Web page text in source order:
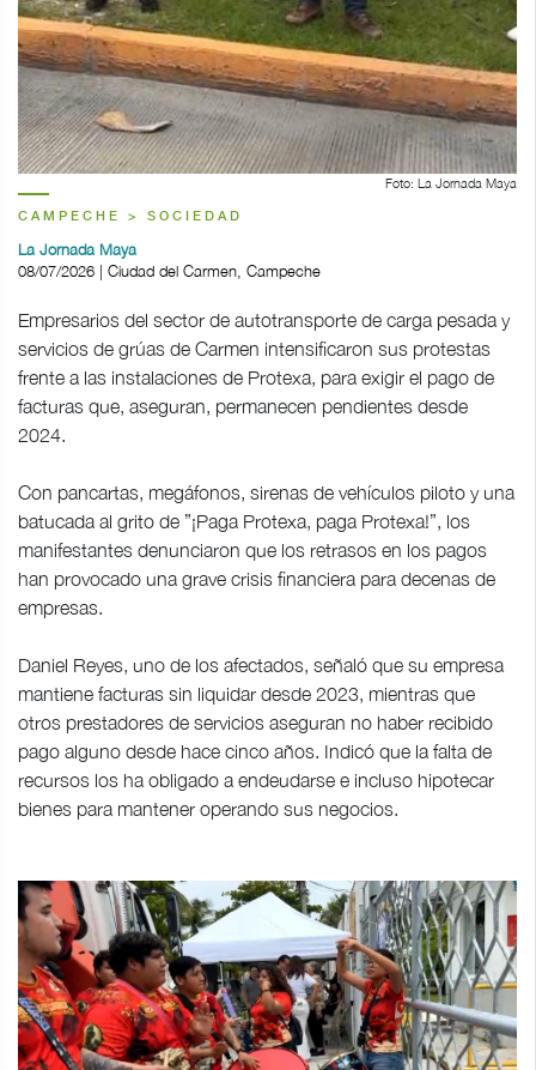
Foto: La Jornada Maya
CAMPECHE > SOCIEDAD
La Jornada Maya
08/07/2026 | Ciudad del Carmen, Campeche
Empresarios del sector de autotransporte de carga pesada y
servicios de grúas de Carmen intensificaron sus protestas
frente a las instalaciones de Protexa, para exigir el pago de
facturas que, aseguran, permanecen pendientes desde
2024.
Con pancartas, megáfonos, sirenas de vehículos piloto y una
batucada al grito de ”¡Paga Protexa, paga Protexa!”, los
manifestantes denunciaron que los retrasos en los pagos
han provocado una grave crisis financiera para decenas de
empresas.
Daniel Reyes, uno de los afectados, señaló que su empresa
mantiene facturas sin liquidar desde 2023, mientras que
otros prestadores de servicios aseguran no haber recibido
pago alguno desde hace cinco años. Indicó que la falta de
recursos los ha obligado a endeudarse e incluso hipotecar
bienes para mantener operando sus negocios.